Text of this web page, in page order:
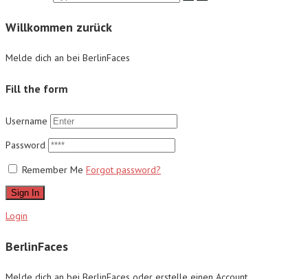
Willkommen zurück
Melde dich an bei BerlinFaces
Fill the form
Username
Password
Remember Me Forgot password?
Sign In
Login
BerlinFaces